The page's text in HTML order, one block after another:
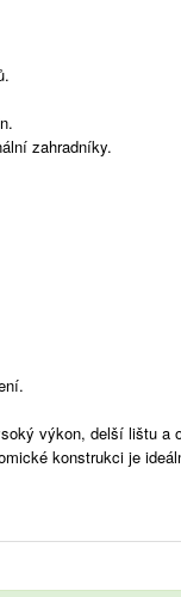
zahradníky.
výkon, delší lištu a
konstrukci je